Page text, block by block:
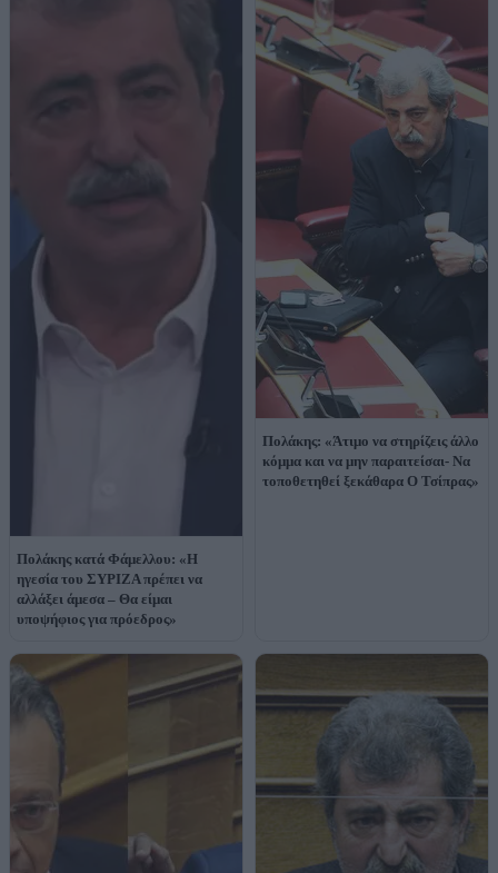
Πολάκης κατά Φάμελλου: «Η
ηγεσία του ΣΥΡΙΖΑ πρέπει να
αλλάξει άμεσα – Θα είμαι
υποψήφιος για πρόεδρος»
Πολάκης: «Άτιμο να στηρίζεις άλλο
κόμμα και να μην παραιτείσαι- Να
τοποθετηθεί ξεκάθαρα Ο Τσίπρας»